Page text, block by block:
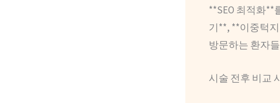
**SEO 최적화**
기**, **이중턱
방문하는 환자
시술 전후 비교